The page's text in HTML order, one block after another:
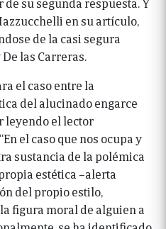
en su artículo,
de la casi segura
las Carreras.
el caso entre la
del alucinado engarce
leyendo el lector
el caso que nos ocupa y
sustancia de la polémica
estética –alerta
del propio estilo,
figura moral de alguien a